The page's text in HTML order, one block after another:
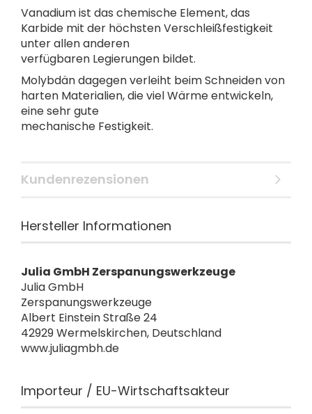
Vanadium ist das chemische Element, das
Karbide mit der höchsten Verschleißfestigkeit
unter allen anderen
verfügbaren Legierungen bildet.
Molybdän dagegen verleiht beim Schneiden von
harten Materialien, die viel Wärme entwickeln,
eine sehr gute
mechanische Festigkeit.
Kundenrezensionen
Hersteller Informationen
Julia GmbH Zerspanungswerkzeuge
Julia GmbH
Zerspanungswerkzeuge
Albert Einstein Straße 24
42929 Wermelskirchen, Deutschland
www.juliagmbh.de
Importeur / EU-Wirtschaftsakteur